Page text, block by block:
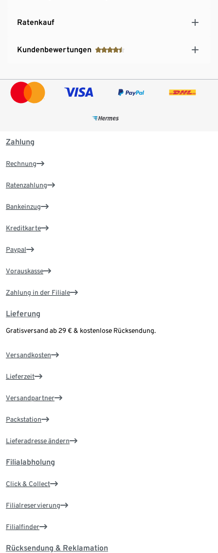
Ratenkauf
Kundenbewertungen
Zahlung
Rechnung
Ratenzahlung
Bankeinzug
Kreditkarte
Paypal
Vorauskasse
Zahlung in der Filiale
Lieferung
Gratisversand ab 29 € & kostenlose Rücksendung.
Versandkosten
Lieferzeit
Versandpartner
Packstation
Lieferadresse ändern
Filialabholung
Click & Collect
Filialreservierung
Filialfinder
Rücksendung & Reklamation